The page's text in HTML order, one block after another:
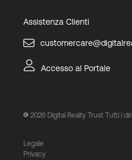
Assistenza Clienti
Accesso al Portale
2026 Digital Realty Trust Tutti i
Legale
Privacy